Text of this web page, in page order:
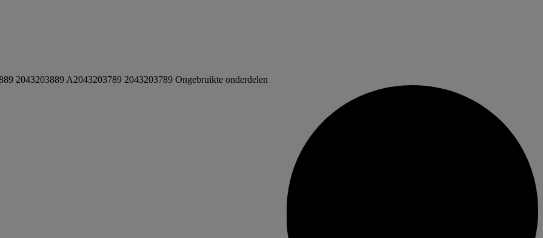
2043203889 A2043203789 2043203789 Ongebruikte onderdelen